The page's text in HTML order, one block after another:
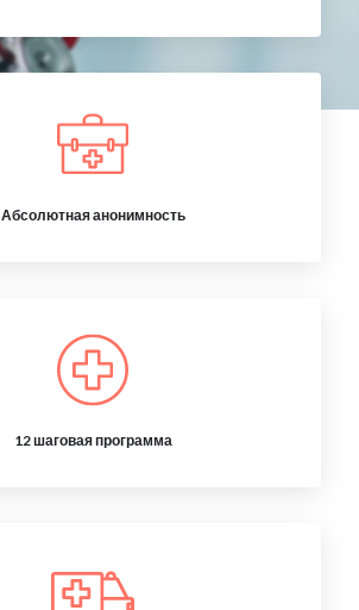
Абсолютная анонимность
12 шаговая программа